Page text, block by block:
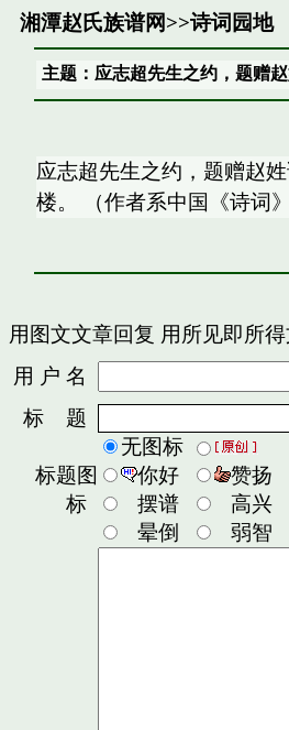
湘潭赵氏族谱网>>诗词园地
主题：应志超先生之约，题赠
应志超先生之约，题赠赵
楼。 （作者系中国《诗词
用图文文章回复 用所见即所
用 户 名
标 题
标题图
标
无图标
你好
赞扬
摆谱
高兴
晕倒
弱智